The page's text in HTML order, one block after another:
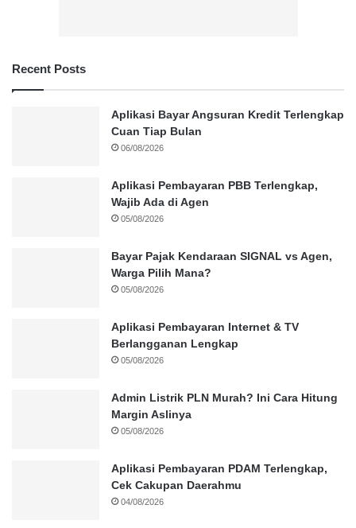
Recent Posts
Aplikasi Bayar Angsuran Kredit Terlengkap
Cuan Tiap Bulan
06/08/2026
Aplikasi Pembayaran PBB Terlengkap,
Wajib Ada di Agen
05/08/2026
Bayar Pajak Kendaraan SIGNAL vs Agen,
Warga Pilih Mana?
05/08/2026
Aplikasi Pembayaran Internet & TV
Berlangganan Lengkap
05/08/2026
Admin Listrik PLN Murah? Ini Cara Hitung
Margin Aslinya
05/08/2026
Aplikasi Pembayaran PDAM Terlengkap,
Cek Cakupan Daerahmu
04/08/2026